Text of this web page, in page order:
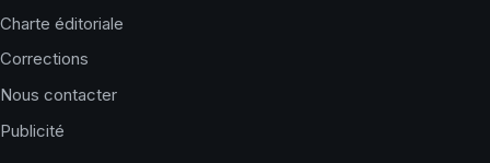
Charte éditoriale
Corrections
Nous contacter
Publicité